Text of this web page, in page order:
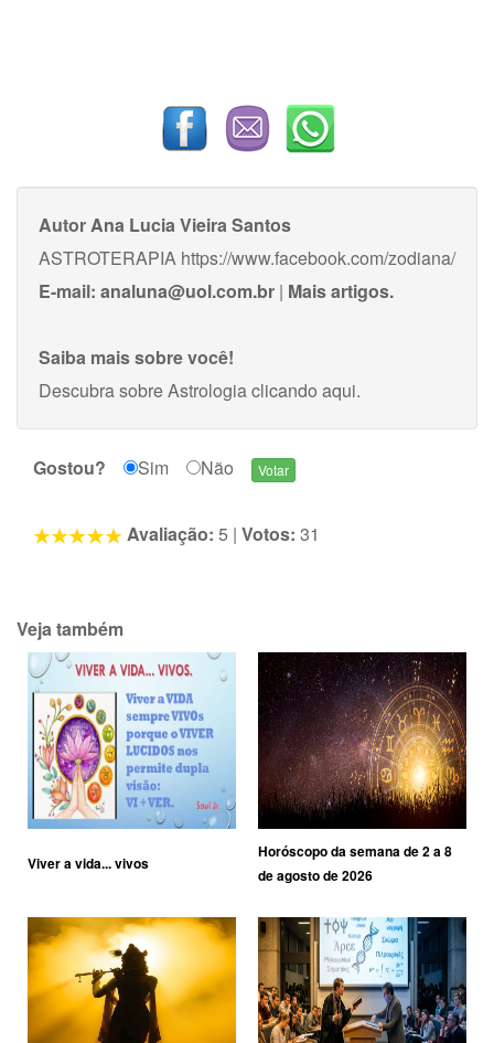
AutorAna Lucia Vieira Santos
ASTROTERAPIA https://www.facebook.com/zodiana/
E-mail: analuna@uol.com.br | Mais artigos.
Saiba mais sobre você!
Descubra sobre Astrologiaclicando aqui.
Gostou? Sim Não
Avaliação: 5 | Votos: 31
Veja também
Viver a vida... vivos
Horóscopo da semana de 2 a 8
de agosto de 2026